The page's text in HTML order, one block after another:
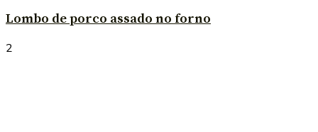
Lombo de porco assado no forno
2